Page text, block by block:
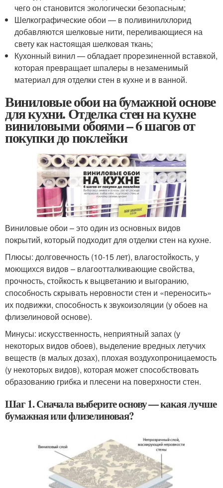
чего он становится экологически безопасным;
Шелкографические обои — в поливинилхлорид
добавляются шелковые нити, переливающиеся на
свету как настоящая шелковая ткань;
Кухонный винил — обладает прорезиненной вставкой,
которая превращает шпалеры в незаменимый
материал для отделки стен в кухне и в ванной.
Виниловые обои на бумажной основе
для кухни. Отделка стен на кухне
виниловыми обоями – 6 шагов от
покупки до поклейки
Виниловые обои – это один из основных видов
покрытий, который подходит для отделки стен на кухне.
Плюсы: долговечность (10-15 лет), влагостойкость, у
моющихся видов – влагоотталкивающие свойства,
прочность, стойкость к выцветанию и выгоранию,
способность скрывать неровности стен и «переносить»
их подвижки, способность к звукоизоляции (у обоев на
флизелиновой основе).
Минусы: искусственность, неприятный запах (у
некоторых видов обоев), выделение вредных летучих
веществ (в малых дозах), плохая воздухопроницаемость
(у некоторых видов), которая может способствовать
образованию грибка и плесени на поверхности стен.
Шаг 1. Сначала выберите основу — какая лучше
бумажная или флизелиновая?